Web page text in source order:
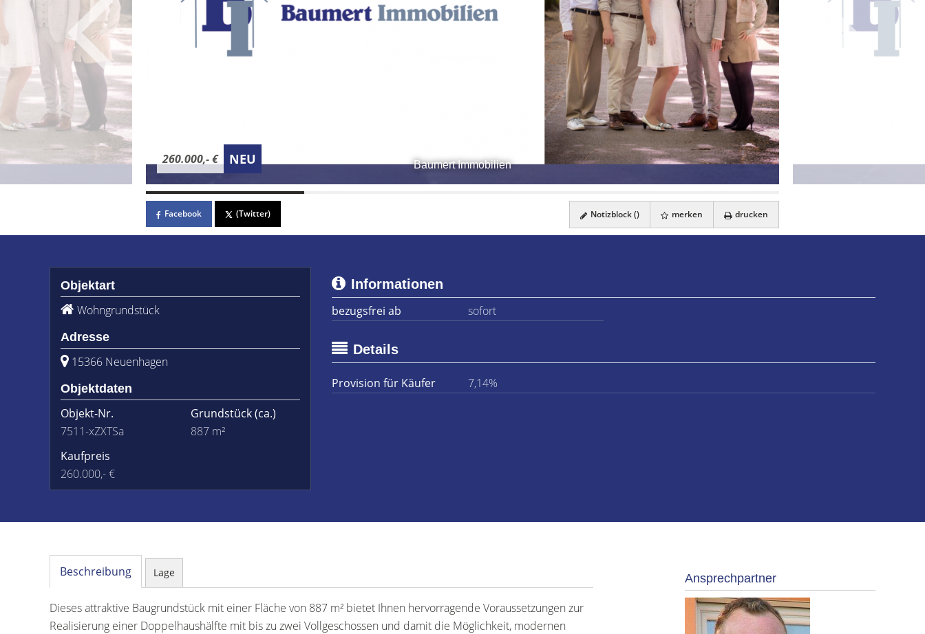
Baumert Immobilien
260.000,- € NEU
Facebook (Twitter) Notizblock () merken drucken
Objektart
Wohngrundstück
Adresse
15366 Neuenhagen
Objektdaten
Objekt-Nr.
7511-xZXTSa
Grundstück(ca.)
887 m²
Kaufpreis
260.000,- €
Informationen
bezugsfrei ab
sofort
Details
Provision für Käufer 7,14%
Beschreibung Lage
Dieses attraktive Baugrundstück mit einer Fläche von 887 m² bietet Ihnen hervorragende Voraussetzungen zur
Realisierung einer Doppelhaushälfte mit bis zu zwei Vollgeschossen und damit die Möglichkeit, modernen
Ansprechpartner